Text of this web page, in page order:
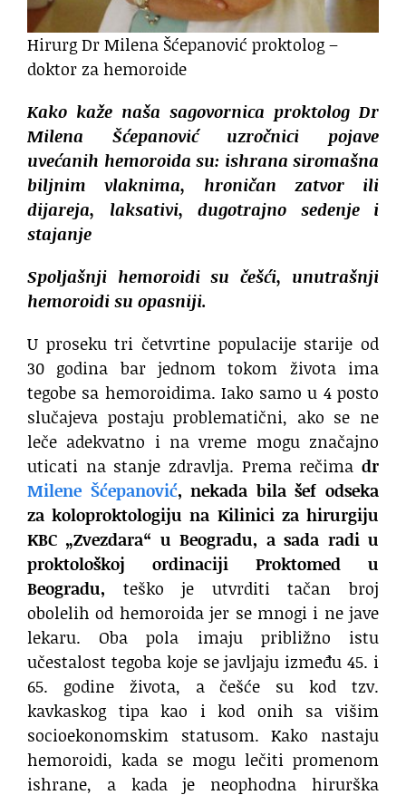
Hirurg Dr Milena Šćepanović proktolog –
doktor za hemoroide
Kako kaže naša sagovornica proktolog Dr
Milena Šćepanović uzročnici pojave
uvećanih hemoroida su: ishrana siromašna
biljnim vlaknima, hroničan zatvor ili
dijareja, laksativi, dugotrajno sedenje i
stajanje
Spoljašnji hemoroidi su češći, unutrašnji
hemoroidi su opasniji.
U proseku tri četvrtine populacije starije od
30 godina bar jednom tokom života ima
tegobe sa hemoroidima. Iako samo u 4 posto
slučajeva postaju problematični, ako se ne
leče adekvatno i na vreme mogu značajno
uticati na stanje zdravlja. Prema rečima dr
Milene Šćepanović, nekada bila šef odseka
za koloproktologiju na Kilinici za hirurgiju
KBC „Zvezdara“ u Beogradu, a sada radi u
proktološkoj ordinaciji Proktomed u
Beogradu, teško je utvrditi tačan broj
obolelih od hemoroida jer se mnogi i ne jave
lekaru. Oba pola imaju približno istu
učestalost tegoba koje se javljaju između 45. i
65. godine života, a češće su kod tzv.
kavkaskog tipa kao i kod onih sa višim
socioekonomskim statusom. Kako nastaju
hemoroidi, kada se mogu lečiti promenom
ishrane, a kada je neophodna hirurška